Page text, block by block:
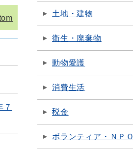
７
土地・建物
衛生・廃棄物
動物愛護
消費生活
税金
ボランティア・ＮＰＯ